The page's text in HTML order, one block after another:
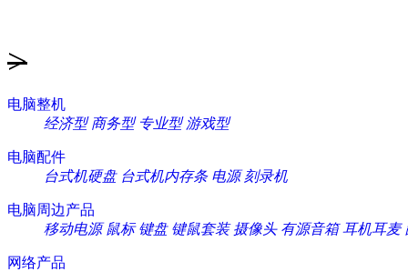
>
电脑整机
经济型 商务型 专业型 游戏型
电脑配件
台式机硬盘 台式机内存条 电源 刻录机
电脑周边产品
移动电源 鼠标 键盘 键鼠套装 摄像头 有源音箱 耳机耳麦
网络产品